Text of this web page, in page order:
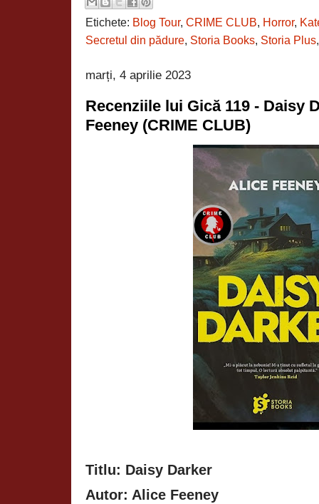
Etichete: Blog Tour, CRIME CLUB, Horror,
Secretul din pădure, Storia Books, Storia Plus
marți, 4 aprilie 2023
Recenziile lui Gică 119 - Daisy
Feeney (CRIME CLUB)
Titlu: Daisy Darker
Autor: Alice Feeney